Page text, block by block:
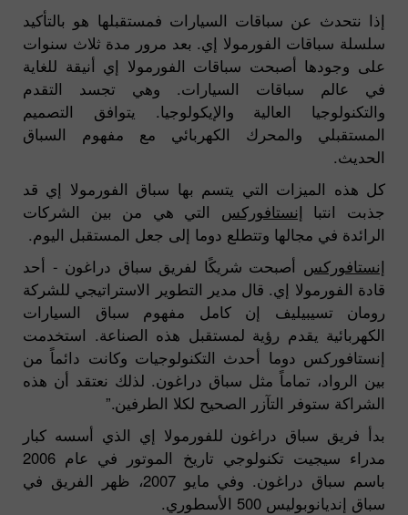
إذا نتحدث عن سباقات السيارات فمستقبلها هو بالتأكيد
سلسلة سباقات الفورمولا إي. بعد مرور مدة ثلاث سنوات
على وجودها أصبحت سباقات الفورمولا إي أنيقة للغاية
في عالم سباقات السيارات. وهي تجسد التقدم
والتكنولوجيا العالية والإيكولوجيا. يتوافق التصميم
المستقبلي والمحرك الكهربائي مع مفهوم السباق
الحديث.
كل هذه الميزات التي يتسم بها سباق الفورمولا إي قد
جذبت انتبا إنستافوركس التي هي من بين الشركات
الرائدة في مجالها وتتطلع دوما إلى جعل المستقبل اليوم.
إنستافوركس أصبحت شريكًا لفريق سباق دراغون - أحد
قادة الفورمولا إي. قال مدير التطوير الاستراتيجي للشركة
رومان تسيبيليف إن كامل مفهوم سباق السيارات
الكهربائية يقدم رؤية لمستقبل هذه الصناعة. استخدمت
إنستافوركس دوما أحدث التكنولوجيات وكانت دائماً من
بين الرواد، تماماً مثل سباق دراغون. لذلك نعتقد أن هذه
الشراكة ستوفر التآزر الصحيح لكلا الطرفين.”
بدأ فريق سباق دراغون للفورمولا إي الذي أسسه كبار
مدراء سيجيت تكنولوجي تاريخ الموتور في عام 2006
باسم سباق دراغون. وفي مايو 2007، ظهر الفريق في
سباق إنديانوبوليس 500 الأسطوري.